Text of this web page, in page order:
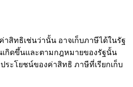
ธิเช่นว่านั้น อาจเก็บภาษีได้ในรัฐ
กิดขึ้นและตามกฎหมายของรัฐนั้น
ระโยชน์ของค่าสิทธิ ภาษีที่เรียกเก็บ